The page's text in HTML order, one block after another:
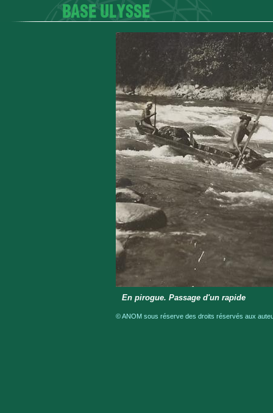
En pirogue. Passage d'un rapide
© ANOM sous réserve des droits réservés aux